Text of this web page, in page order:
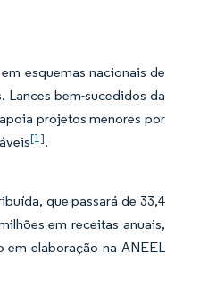
esquemas nacionais de
Lances bem-sucedidos da
projetos menores por
[1].
que passará de 33,4
em receitas anuais,
elaboração na ANEEL